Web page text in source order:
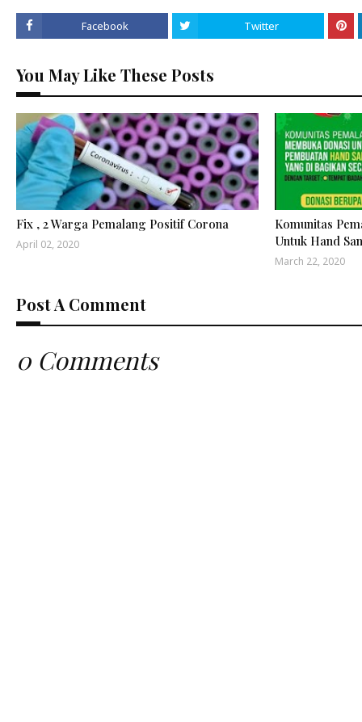
Facebook Twitter
You May Like These Posts
Fix , 2 Warga Pemalang Positif Corona
April 02, 2020
Komunitas
Untuk Hand
March 22, 2020
Post A Comment
0 Comments